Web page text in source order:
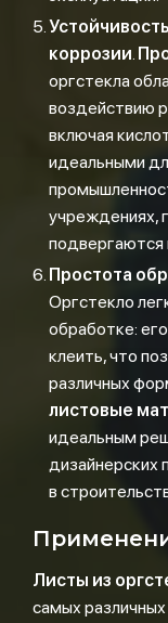
коррозии.
оргстекла
воздействию
включая
идеальными
учреждениях,
подвергаются
Простота
Оргстекло
обработке:
клеить, что
различных
листовые
идеальным
дизайнерских
в
Листы из
самых